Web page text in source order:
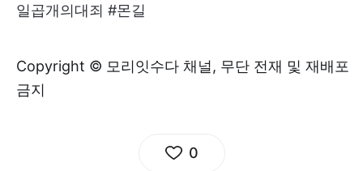
일곱개의대죄 #몬길
Copyright © 모리잇수다 채널, 무단 전재 및 재배포
금지
0